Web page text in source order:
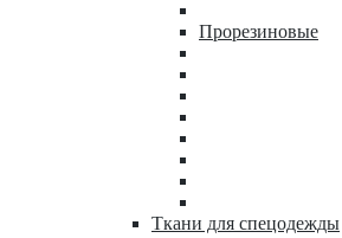
Прорезиновые
Ткани для спецодежды